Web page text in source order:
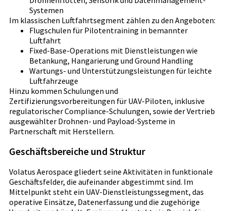
Systemen
Im klassischen Luftfahrtsegment zählen zu den Angeboten:
Flugschulen für Pilotentraining in bemannter
Luftfahrt
Fixed-Base-Operations mit Dienstleistungen wie
Betankung, Hangarierung und Ground Handling
Wartungs- und Unterstützungsleistungen für leichte
Luftfahrzeuge
Hinzu kommen Schulungen und
Zertifizierungsvorbereitungen für UAV-Piloten, inklusive
regulatorischer Compliance-Schulungen, sowie der Vertrieb
ausgewählter Drohnen- und Payload-Systeme in
Partnerschaft mit Herstellern.
Geschäftsbereiche und Struktur
Volatus Aerospace gliedert seine Aktivitäten in funktionale
Geschäftsfelder, die aufeinander abgestimmt sind. Im
Mittelpunkt steht ein UAV-Dienstleistungssegment, das
operative Einsätze, Datenerfassung und die zugehörige